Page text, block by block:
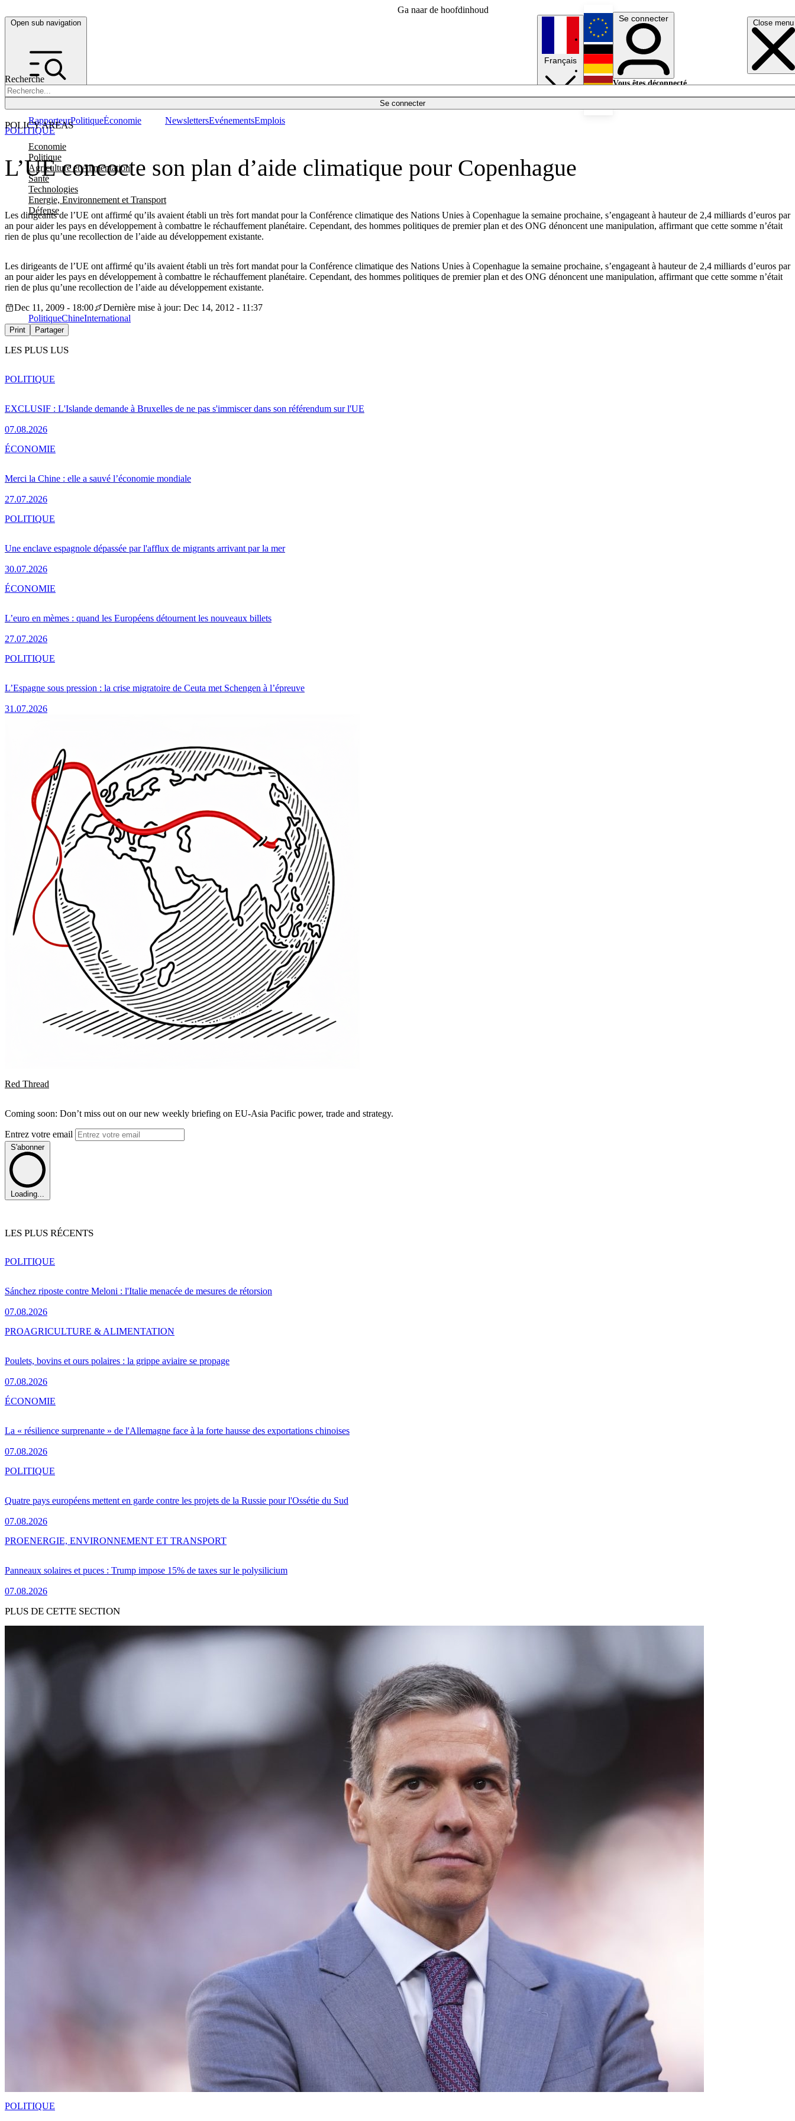
Ga naar de hoofdinhoud
Open sub navigation Close menu
Recherche
Se connecter
POLICY AREAS
Economie
Politique
Agriculture et Alimentation
Santé
Technologies
Energie, Environnement et Transport
Défense
RapporteurPolitiqueÉconomie NewslettersEvénementsEmplois
Français
English
Deutsch
Se connecter
Vous êtes déconnecté.
L’UE concocte son plan d’aide climatique pour Copenhague
Les dirigeants de l’UE ont affirmé qu’ils avaient établi un très fort mandat pour la Conférence climatique des Nations Unies à Copenhague la semaine prochaine, s’engageant à hauteur de 2,4 milliards d’euros par
an pour aider les pays en développement à combattre le réchauffement planétaire. Cependant, des hommes politiques de premier plan et des ONG dénoncent une manipulation, affirmant que cette somme n’était
rien de plus qu’une recollection de l’aide au développement existante.
POLITIQUE
Les dirigeants de l’UE ont affirmé qu’ils avaient établi un très fort mandat pour la Conférence climatique des Nations Unies à Copenhague la semaine prochaine, s’engageant à hauteur de 2,4 milliards d’euros par
an pour aider les pays en développement à combattre le réchauffement planétaire. Cependant, des hommes politiques de premier plan et des ONG dénoncent une manipulation, affirmant que cette somme n’était
rien de plus qu’une recollection de l’aide au développement existante.
Dec 11, 2009 - 18:00
Dernière mise à jour: Dec 14, 2012 - 11:37
PolitiqueChineInternational
Print Partager
LES PLUS LUS
EXCLUSIF : L'Islande demande à Bruxelles de ne pas s'immiscer dans son référendum sur l'UE
07.08.2026
POLITIQUE
Merci la Chine : elle a sauvé l’économie mondiale
27.07.2026
ÉCONOMIE
Une enclave espagnole dépassée par l'afflux de migrants arrivant par la mer
30.07.2026
POLITIQUE
L’euro en mèmes : quand les Européens détournent les nouveaux billets
27.07.2026
ÉCONOMIE
L’Espagne sous pression : la crise migratoire de Ceuta met Schengen à l’épreuve
31.07.2026
POLITIQUE
Red Thread
Coming soon: Don’t miss out on our new weekly briefing on EU-Asia Pacific power, trade and strategy.
Entrez votre email
S'abonner
Loading...
LES PLUS RÉCENTS
Sánchez riposte contre Meloni : l'Italie menacée de mesures de rétorsion
07.08.2026
POLITIQUE
Poulets, bovins et ours polaires : la grippe aviaire se propage
07.08.2026
PROAGRICULTURE & ALIMENTATION
La « résilience surprenante » de l'Allemagne face à la forte hausse des exportations chinoises
07.08.2026
ÉCONOMIE
Quatre pays européens mettent en garde contre les projets de la Russie pour l'Ossétie du Sud
07.08.2026
POLITIQUE
Panneaux solaires et puces : Trump impose 15% de taxes sur le polysilicium
07.08.2026
PROENERGIE, ENVIRONNEMENT ET TRANSPORT
PLUS DE CETTE SECTION
POLITIQUE